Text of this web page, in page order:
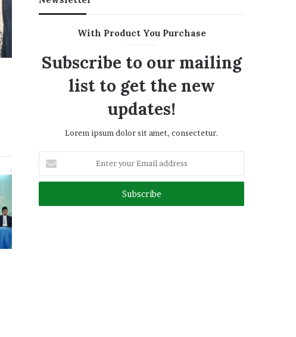
With Product You Purchase
Subscribe to our mailing
list to get the new
updates!
Lorem ipsum dolor sit amet, consectetur.
your
Email